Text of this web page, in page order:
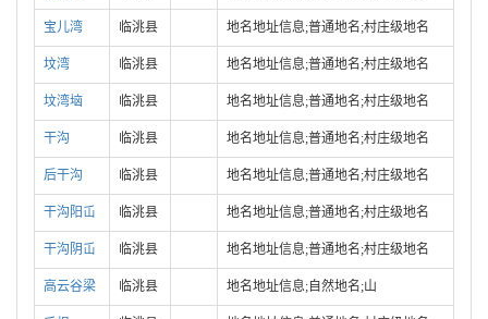
宝儿湾 临洮县 地名地址信息;普通地名;村庄级地名
坟湾 临洮县 地名地址信息;普通地名;村庄级地名
坟湾垴 临洮县 地名地址信息;普通地名;村庄级地名
干沟 临洮县 地名地址信息;普通地名;村庄级地名
后干沟 临洮县 地名地址信息;普通地名;村庄级地名
干沟阳屲 临洮县 地名地址信息;普通地名;村庄级地名
干沟阴屲 临洮县 地名地址信息;普通地名;村庄级地名
高云谷梁 临洮县 地名地址信息;自然地名;山